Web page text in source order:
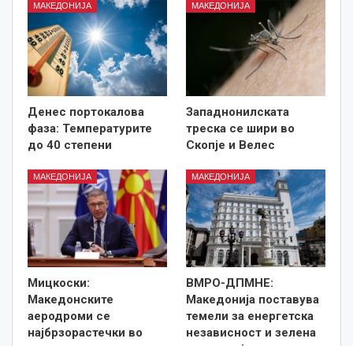
МАКЕДОНИЈА
Денес портокалова
фаза: Температурите
до 40 степени
МАКЕДОНИЈА
Западнонилската
треска се шири во
Скопје и Велес
МАКЕДОНИЈА
Мицкоски:
Македонските
аеродроми се
најбрзорастечки во
МАКЕДОНИЈА
ВМРО-ДПМНЕ:
Македонија поставува
темели за енергетска
независност и зелена